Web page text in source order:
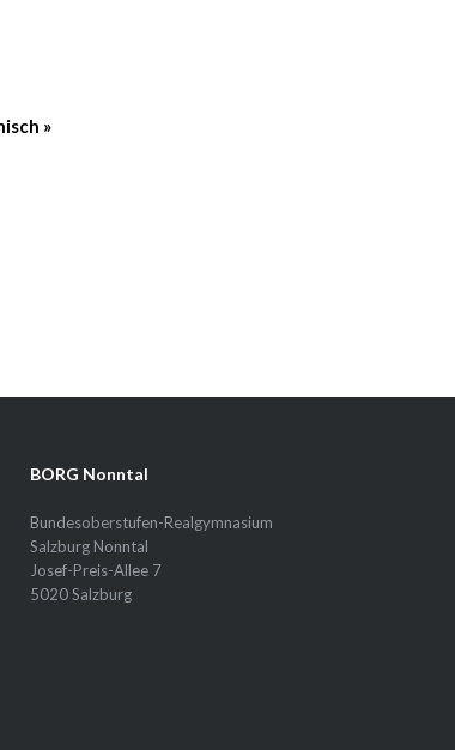
»
BORG Nonntal
Bundesoberstufen-Realgymnasium
Salzburg Nonntal
Josef-Preis-Allee 7
5020 Salzburg